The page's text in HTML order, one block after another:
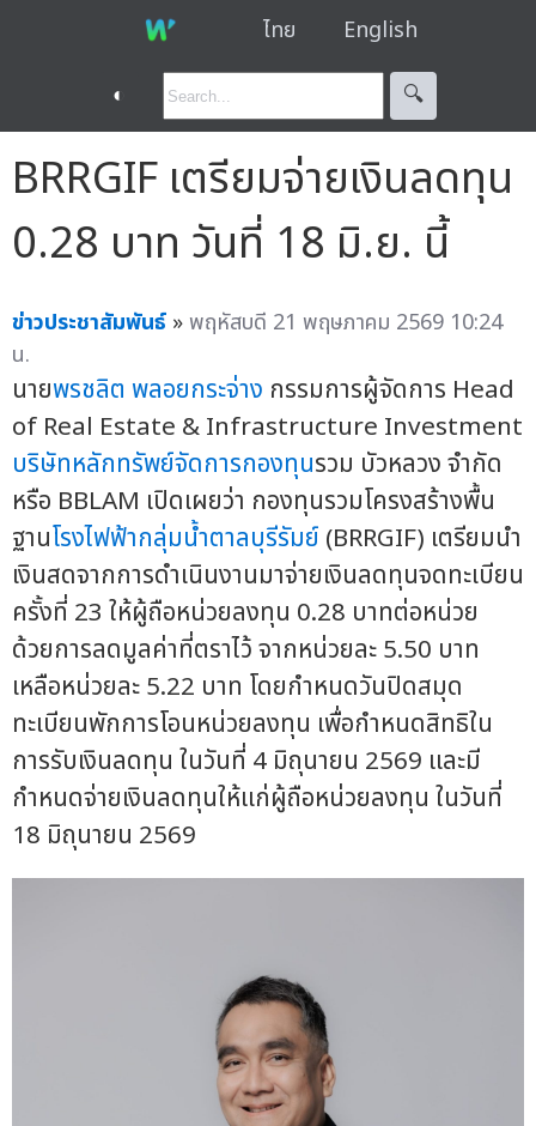
ไทย English
◐ 🔍︎
BRRGIF เตรียมจ่ายเงินลดทุน
0.28 บาท วันที่ 18 มิ.ย. นี้
ข่าวประชาสัมพันธ์ »พฤหัสบดี 21 พฤษภาคม 2569 10:24
น.
นายพรชลิต พลอยกระจ่าง กรรมการผู้จัดการ Head
of Real Estate & Infrastructure Investment
บริษัทหลักทรัพย์จัดการกองทุนรวม บัวหลวง จำกัด
หรือ BBLAM เปิดเผยว่า กองทุนรวมโครงสร้างพื้น
ฐานโรงไฟฟ้ากลุ่มน้ำตาลบุรีรัมย์ (BRRGIF) เตรียมนำ
เงินสดจากการดำเนินงานมาจ่ายเงินลดทุนจดทะเบียน
ครั้งที่ 23 ให้ผู้ถือหน่วยลงทุน 0.28 บาทต่อหน่วย
ด้วยการลดมูลค่าที่ตราไว้ จากหน่วยละ 5.50 บาท
เหลือหน่วยละ 5.22 บาท โดยกำหนดวันปิดสมุด
ทะเบียนพักการโอนหน่วยลงทุน เพื่อกำหนดสิทธิใน
การรับเงินลดทุน ในวันที่ 4 มิถุนายน 2569 และมี
กำหนดจ่ายเงินลดทุนให้แก่ผู้ถือหน่วยลงทุน ในวันที่
18 มิถุนายน 2569